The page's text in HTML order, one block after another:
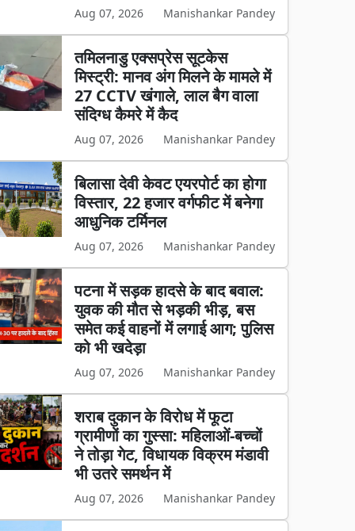
Aug 07, 2026 Manishankar Pandey
तमिलनाडु एक्सप्रेस सूटकेस
मिस्ट्री: मानव अंग मिलने के मामले में
27 CCTV खंगाले, लाल बैग वाला
संदिग्ध कैमरे में कैद
Aug 07, 2026 Manishankar Pandey
बिलासा देवी केवट एयरपोर्ट का होगा
विस्तार, 22 हजार वर्गफीट में बनेगा
आधुनिक टर्मिनल
Aug 07, 2026 Manishankar Pandey
पटना में सड़क हादसे के बाद बवाल:
युवक की मौत से भड़की भीड़, बस
समेत कई वाहनों में लगाई आग; पुलिस
को भी खदेड़ा
Aug 07, 2026 Manishankar Pandey
शराब दुकान के विरोध में फूटा
ग्रामीणों का गुस्सा: महिलाओं-बच्चों
ने तोड़ा गेट, विधायक विक्रम मंडावी
भी उतरे समर्थन में
Aug 07, 2026 Manishankar Pandey